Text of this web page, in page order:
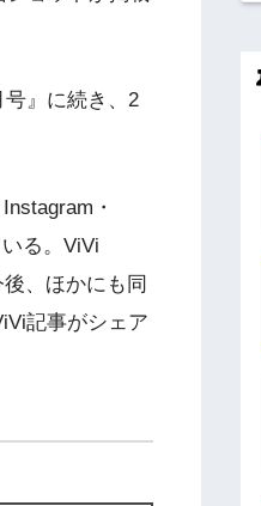
』に続き、2
・
る。ViVi
、ほかにも同
記事がシェア